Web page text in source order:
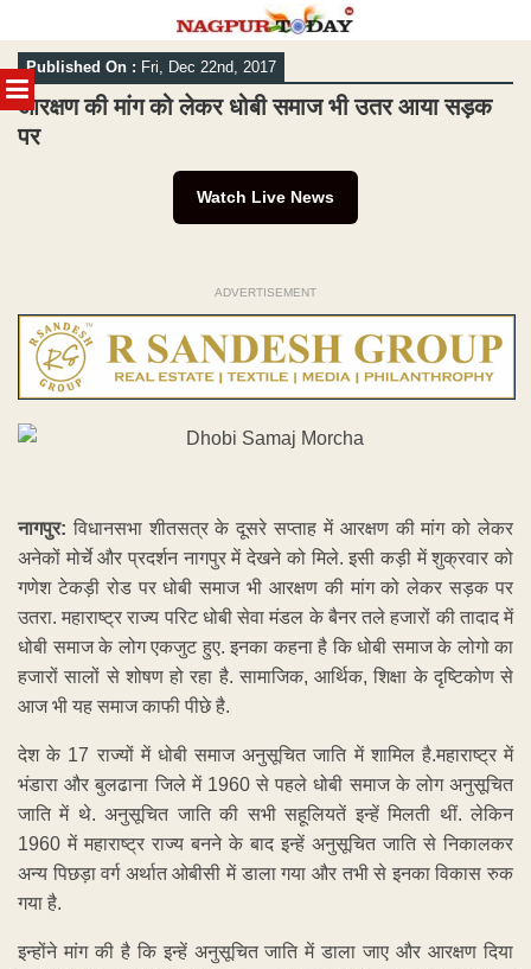
MENU
Skip
to
content
Published On : Fri, Dec 22nd, 2017
आरक्षण की मांग को लेकर धोबी समाज भी उतर आया सड़क
पर
Watch Live News
ADVERTISEMENT
नागपुर: विधानसभा शीतसत्र के दूसरे सप्ताह में आरक्षण की मांग को लेकर
अनेकों मोर्चे और प्रदर्शन नागपुर में देखने को मिले. इसी कड़ी में शुक्रवार को
गणेश टेकड़ी रोड पर धोबी समाज भी आरक्षण की मांग को लेकर सड़क पर
उतरा. महाराष्ट्र राज्य परिट धोबी सेवा मंडल के बैनर तले हजारों की तादाद में
धोबी समाज के लोग एकजुट हुए. इनका कहना है कि धोबी समाज के लोगो का
हजारों सालों से शोषण हो रहा है. सामाजिक, आर्थिक, शिक्षा के दृष्टिकोण से
आज भी यह समाज काफी पीछे है.
देश के 17 राज्यों में धोबी समाज अनुसूचित जाति में शामिल है.महाराष्ट्र में
भंडारा और बुलढाना जिले में 1960 से पहले धोबी समाज के लोग अनुसूचित
जाति में थे. अनुसूचित जाति की सभी सहूलियतें इन्हें मिलती थीं. लेकिन
1960 में महाराष्ट्र राज्य बनने के बाद इन्हें अनुसूचित जाति से निकालकर
अन्य पिछड़ा वर्ग अर्थात ओबीसी में डाला गया और तभी से इनका विकास रुक
गया है.
इन्होंने मांग की है कि इन्हें अनुसूचित जाति में डाला जाए और आरक्षण दिया